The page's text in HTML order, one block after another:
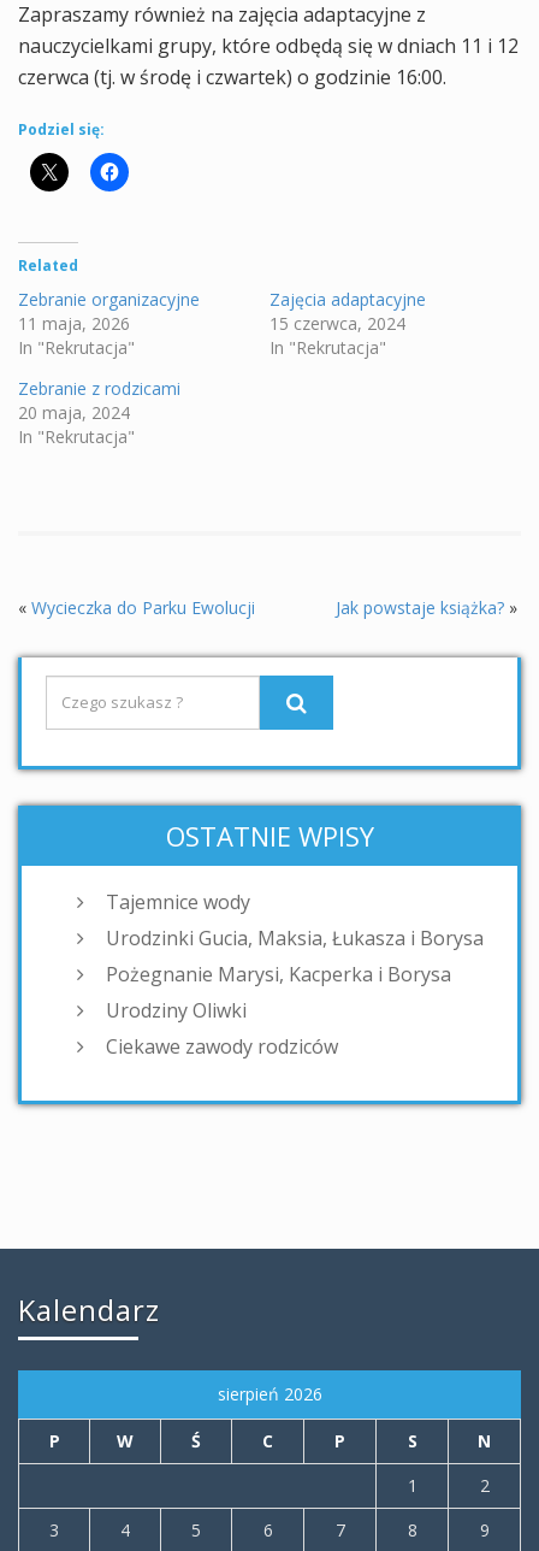
Zapraszamy również na zajęcia adaptacyjne z
nauczycielkami grupy, które odbędą się w dniach 11 i 12
czerwca (tj. w środę i czwartek) o godzinie 16:00.
Podziel się:
Related
Zebranie organizacyjne
11 maja, 2026
In "Rekrutacja"
Zajęcia adaptacyjne
15 czerwca, 2024
In "Rekrutacja"
Zebranie z rodzicami
20 maja, 2024
In "Rekrutacja"
« Wycieczka do Parku Ewolucji Jak powstaje książka?»
OSTATNIE WPISY
Tajemnice wody
Urodzinki Gucia, Maksia, Łukasza i Borysa
Pożegnanie Marysi, Kacperka i Borysa
Urodziny Oliwki
Ciekawe zawody rodziców
Kalendarz
sierpień 2026
P W Ś C P S
N
1
2
3
4 5 6 7 8
9